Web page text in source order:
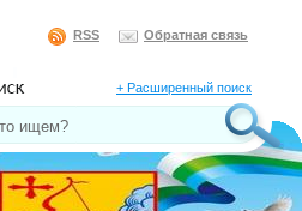
RSS Обратная связь
+ Расширенный поиск